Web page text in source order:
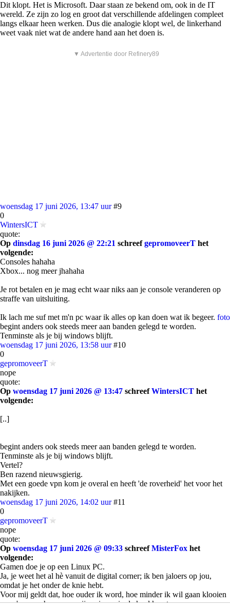
Dit klopt. Het is Microsoft. Daar staan ze bekend om, ook in de IT
wereld. Ze zijn zo log en groot dat verschillende afdelingen compleet
langs elkaar heen werken. Dus die analogie klopt wel, de linkerhand
weet vaak niet wat de andere hand aan het doen is.
▼ Advertentie door Refinery89
woensdag 17 juni 2026, 13:47 uur #9
0
WintersICT
quote:
Op dinsdag 16 juni 2026 @ 22:21 schreefgepromoveerT het
volgende:
Consoles hahaha
Xbox... nog meer jhahaha
Je rot betalen en je mag echt waar niks aan je console veranderen op
straffe van uitsluiting.
Ik lach me suf met m'n pc waar ik alles op kan doen wat ik begeer. foto
begint anders ook steeds meer aan banden gelegd te worden.
Tenminste als je bij windows blijft.
woensdag 17 juni 2026, 13:58 uur #10
0
gepromoveerT
nope
quote:
Op woensdag 17 juni 2026 @ 13:47 schreefWintersICT het
volgende:
[..]
begint anders ook steeds meer aan banden gelegd te worden.
Tenminste als je bij windows blijft.
Vertel?
Ben razend nieuwsgierig.
Met een goede vpn kom je overal en heeft 'de roverheid' het voor het
nakijken.
woensdag 17 juni 2026, 14:02 uur #11
0
gepromoveerT
nope
quote:
Op woensdag 17 juni 2026 @ 09:33 schreefMisterFox het
volgende:
Gamen doe je op een Linux PC.
Ja, je weet het al hè vanuit de digital corner; ik ben jaloers op jou,
omdat je het onder de knie hebt.
Voor mij geldt dat, hoe ouder ik word, hoe minder ik wil gaan klooien
op m'n pc en hoe meer mijn privacy in de knel komt.